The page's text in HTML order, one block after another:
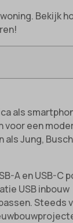
Bekijk
als
voor een
Jung,
A en USB-C
USB inbouw
Steeds